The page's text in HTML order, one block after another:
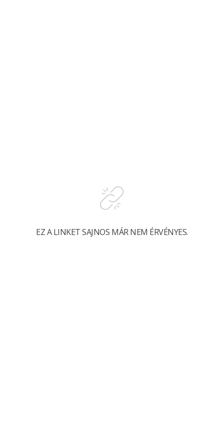
EZ A LINKET SAJNOS MÁR NEM ÉRVÉNYES.